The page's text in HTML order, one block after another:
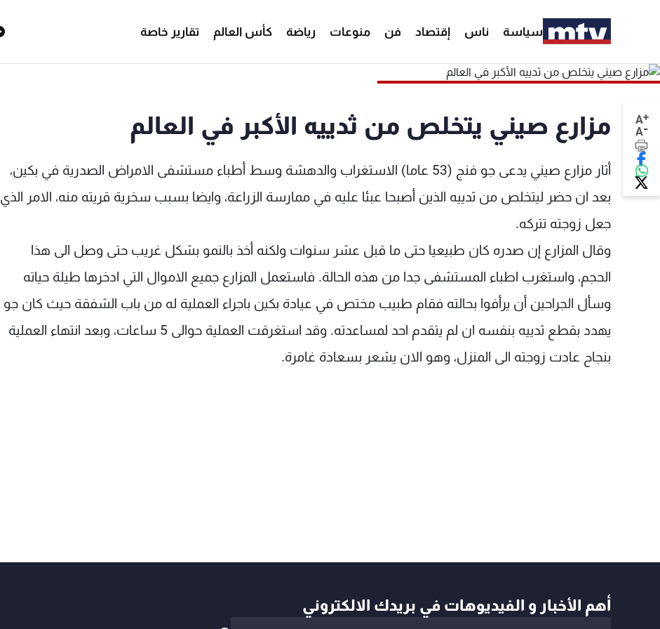
سياسة ناس إقتصاد فن منوعات رياضة كأس العالم تقارير خاصة
A+
A- مزارع صيني يتخلص من ثدييه الأكبر في العالم
أثار مزارع صيني يدعى جو فنج (53 عاما) الاستغراب والدهشة وسط أطباء مستشفى الامراض الصدرية في بكين،
بعد ان حضر ليتخلص من ثدييه الذين أصبحا عبئا عليه في ممارسة الزراعة، وايضا بسبب سخرية قريته منه، الامر الذي
جعل زوجته تتركه.
وقال المزارع إن صدره كان طبيعيا حتى ما قبل عشر سنوات ولكنه أخذ بالنمو بشكل غريب حتى وصل الى هذا
الحجم، واستغرب اطباء المستشفى جدا من هذه الحالة. فاستعمل المزارع جميع الاموال التي ادخرها طيلة حياته
وسأل الجراحين أن يرأفوا بحالته فقام طبيب مختص في عيادة بكين باجراء العملية له من باب الشفقة حيث كان جو
يهدد بقطع ثدييه بنفسه ان لم يتقدم احد لمساعدته. وقد استغرقت العملية حوالى 5 ساعات، وبعد انتهاء العملية
بنجاح عادت زوجته الى المنزل، وهو الان يشعر بسعادة غامرة.
أهم الأخبار و الفيديوهات في بريدك الالكتروني